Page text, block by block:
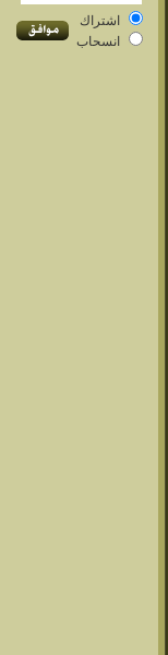
اشتراك
انسحاب